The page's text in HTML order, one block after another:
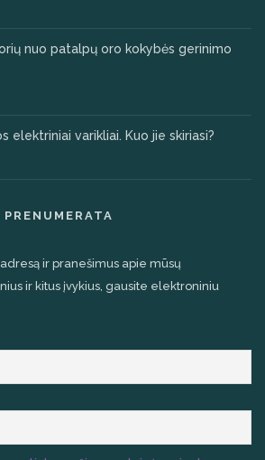
nuo patalpų oro kokybės gerinimo
elektriniai varikliai. Kuo jie skiriasi?
ir pranešimus apie mūsų
ir kitus įvykius, gausite elektroniniu